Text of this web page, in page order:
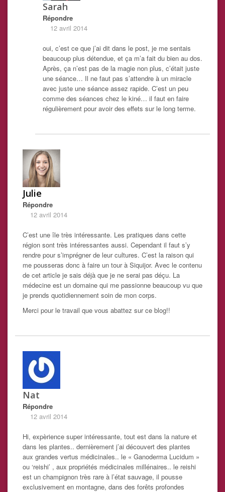
Sarah
Répondre
12 avril 2014
oui, c’est ce que j’ai dit dans le post, je me sentais
beaucoup plus détendue, et ça m’a fait du bien au dos.
Après, ça n’est pas de la magie non plus, c’était juste
une séance… Il ne faut pas s’attendre à un miracle
avec juste une séance assez rapide. C’est un peu
comme des séances chez le kiné… il faut en faire
régulièrement pour avoir des effets sur le long terme.
Julie
Répondre
12 avril 2014
C’est une île très intéressante. Les pratiques dans cette
région sont très intéressantes aussi. Cependant il faut s’y
rendre pour s’imprégner de leur cultures. C’est la raison qui
me pousseras donc à faire un tour à Siquijor. Avec le contenu
de cet article je sais déjà que je ne serai pas déçu. La
médecine est un domaine qui me passionne beaucoup vu que
je prends quotidiennement soin de mon corps.
Merci pour le travail que vous abattez sur ce blog!!
Nat
Répondre
12 avril 2014
Hi, expèrience super intéressante, tout est dans la nature et
dans les plantes.. dernièrement j’ai découvert des plantes
aux grandes vertus médicinales.. le « Ganoderma Lucidum »
ou ‘reishi’ , aux propriétés médicinales millénaires.. le reishi
est un champignon très rare à l’état sauvage, il pousse
exclusivement en montagne, dans des forêts profondes